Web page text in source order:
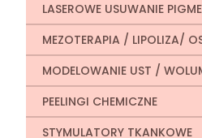
LASEROWE USUWANIE
MEZOTERAPIA / LIPOLIZA/
MODELOWANIE UST /
PEELINGI CHEMICZNE
STYMULATORY TKANKOWE